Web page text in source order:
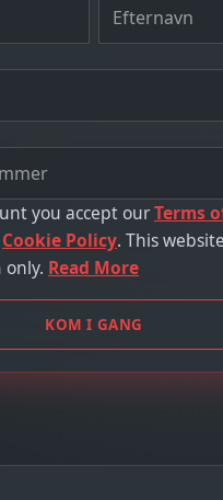
you accept ourTerms
Cookie Policy. This
Read More
KOM I GANG